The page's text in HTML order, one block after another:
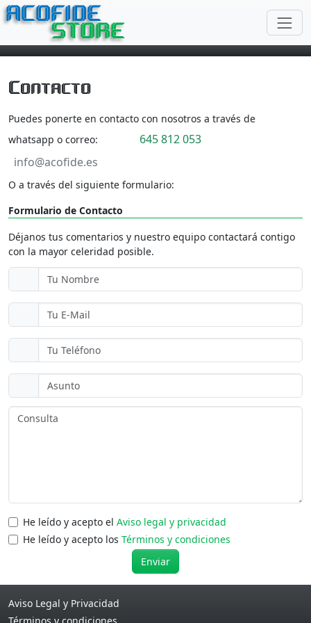
ACOFIDE
STORE
Contacto
Puedes ponerte en contacto con nosotros a través de
whatsapp o correo:
645 812 053
info@acofide.es
O a través del siguiente formulario:
Formulario de Contacto
Déjanos tus comentarios y nuestro equipo contactará contigo
con la mayor celeridad posible.
He leído y acepto el Aviso legal y privacidad
He leído y acepto los Términos y condiciones
Enviar
Aviso Legal y Privacidad